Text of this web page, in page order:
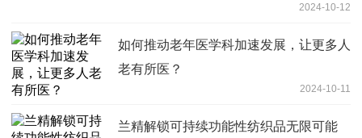
2024-10-12
如何推动老年医学科加速发展，让更多人
老有所医？
2024-10-11
兰精解锁可持续功能性纺织品无限可能